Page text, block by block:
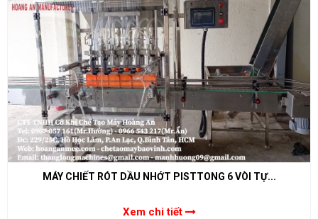
MÁY CHIẾT RÓT DẦU NHỚT PISTTONG 6 VÒI TỰ...
Xem chi tiết